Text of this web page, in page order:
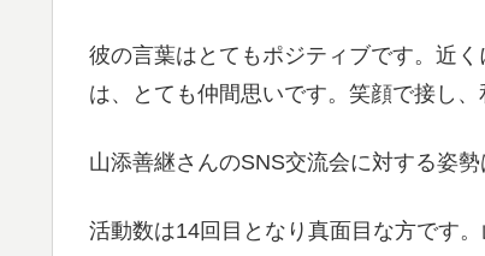
彼の言葉はとてもポジティブです。近
は、とても仲間思いです。笑顔で接し
山添善継さんのSNS交流会に対する姿勢
活動数は14回目となり真面目な方です